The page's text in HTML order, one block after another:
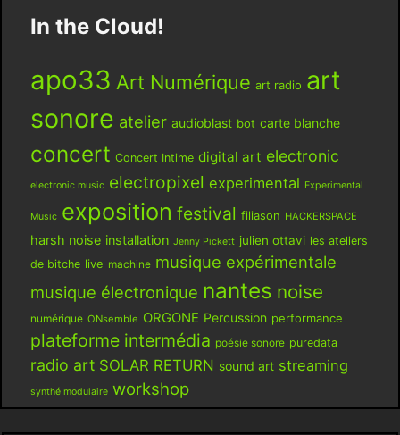
In the Cloud!
apo33 Art Numérique art radio art
sonore atelier audioblast bot carte blanche
concert Concert Intime digital art electronic
electronic music electropixel experimental Experimental
Music exposition festival filiason HACKERSPACE
harsh noise installation Jenny Pickett julien ottavi les ateliers
de bitche live machine musique expérimentale
musique électronique nantes noise
numérique ONsemble ORGONE Percussion performance
plateforme intermédia poésie sonore puredata
radio art SOLAR RETURN sound art streaming
synthé modulaire workshop